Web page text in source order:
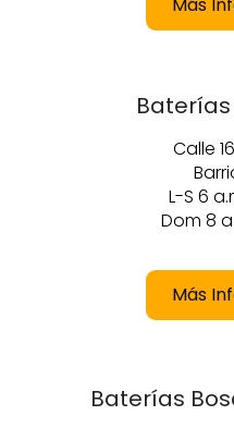
Más
Calle
L-S 6
Dom 8
Más
Baterías